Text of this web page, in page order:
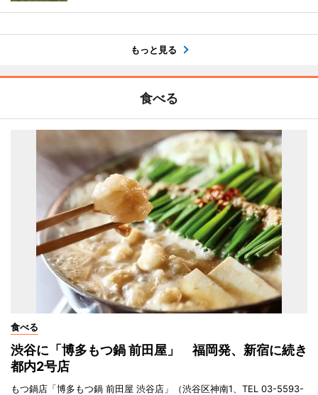
もっと見る
食べる
食べる
渋谷に「博多もつ鍋 前田屋」 福岡発、新宿に続き
都内2号店
もつ鍋店「博多もつ鍋 前田屋 渋谷店」（渋谷区神南1、TEL 03-5593-